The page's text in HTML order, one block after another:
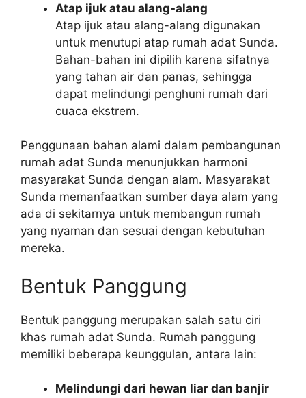
Atap ijuk atau alang-alang
Atap ijuk atau alang-alang digunakan
untuk menutupi atap rumah adat Sunda.
Bahan-bahan ini dipilih karena sifatnya
yang tahan air dan panas, sehingga
dapat melindungi penghuni rumah dari
cuaca ekstrem.
Penggunaan bahan alami dalam pembangunan
rumah adat Sunda menunjukkan harmoni
masyarakat Sunda dengan alam. Masyarakat
Sunda memanfaatkan sumber daya alam yang
ada di sekitarnya untuk membangun rumah
yang nyaman dan sesuai dengan kebutuhan
mereka.
Bentuk Panggung
Bentuk panggung merupakan salah satu ciri
khas rumah adat Sunda. Rumah panggung
memiliki beberapa keunggulan, antara lain:
Melindungi dari hewan liar dan banjir